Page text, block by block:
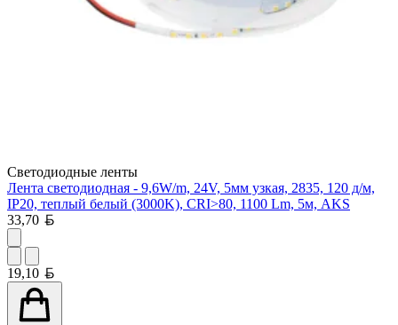
Светодиодные ленты
Лента светодиодная - 9,6W/m, 24V, 5мм узкая, 2835, 120 д/м,
IP20, теплый белый (3000K), CRI>80, 1100 Lm, 5м, AKS
33,70
19,10